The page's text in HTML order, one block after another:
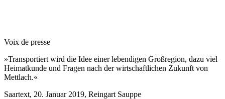
Voix de presse
»Transportiert wird die Idee einer lebendigen Großregion, dazu viel
Heimatkunde und Fragen nach der wirtschaftlichen Zukunft von
Mettlach.«
Saartext, 20. Januar 2019, Reingart Sauppe